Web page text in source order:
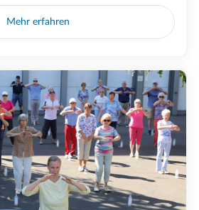
Mehr erfahren